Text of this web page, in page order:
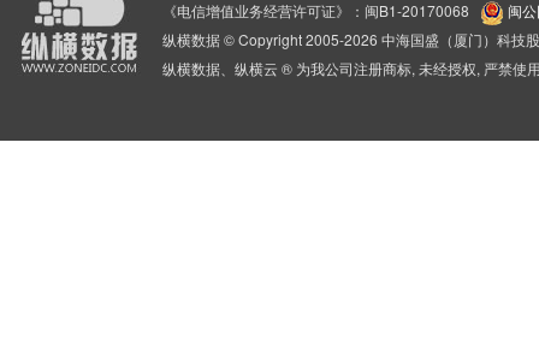
《电信增值业务经营许可证》：闽B1-20170068
闽
纵横数据 © Copyright 2005-2026 中海国盛（厦门）科技
纵横数据、纵横云 ® 为我公司注册商标, 未经授权, 严禁使